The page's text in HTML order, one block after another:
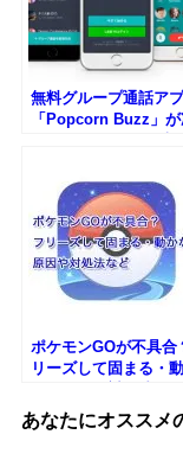
無料グループ通話ア
「Popcorn Buzz」
ポケモンGOが不具合
リーズして固まる・
あなたにオススメ